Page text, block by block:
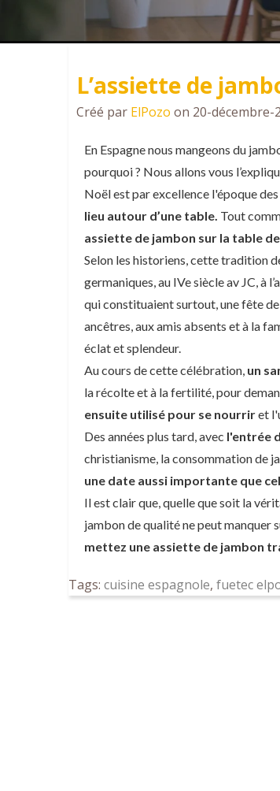
L’assiette de
Créé par ElPozo on 20-décembre-
En Espagne nous mangeons du
pourquoi ? Nous allons vous
Noël est par excellence l'époque
lieu autour d’une table. Tout
assiette de jambon sur la table
Selon les historiens, cette tradition
germaniques, au IVe siècle av JC, à
qui constituaient surtout, une fête
ancêtres, aux amis absents et à la
éclat et splendeur.
Au cours de cette célébration, un
la récolte et à la fertilité, pour
ensuite utilisé pour se nourriret
Des années plus tard, avec l'entrée
christianisme, la consommation de
une date aussi importante que
Il est clair que, quelle que soit la
jambon de qualité ne peut manquer
mettez une assiette de jambon
Tags: cuisine espagnole, fuetec